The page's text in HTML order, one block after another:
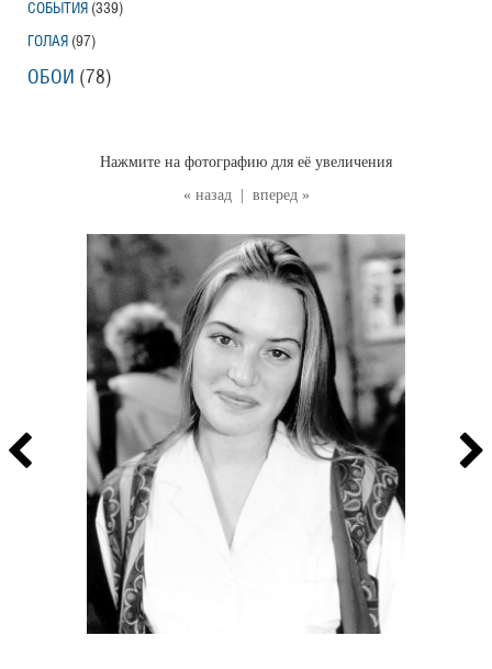
« назад вперед »
Нажмите на фотографию для её увеличения
СОБЫТИЯ (339)
ГОЛАЯ (97)
ОБОИ (78)